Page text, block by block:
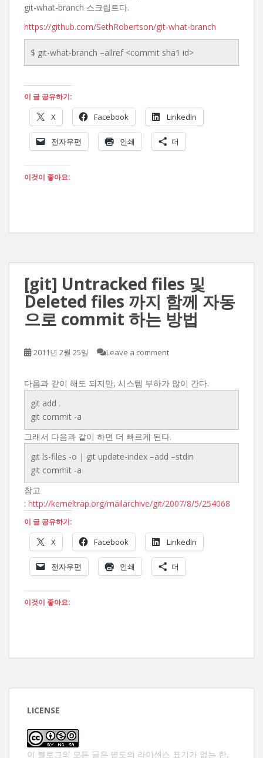
git-what-branch 스크립트다.
https://github.com/SethRobertson/git-what-branch
$ git-what-branch –allref <commit sha1 id>
이 글 공유하기:
X Facebook LinkedIn
전자우편 인쇄 더
이것이 좋아요:
[git] Untracked files 및
Deleted files 까지 함께 자동
으로 commit 하는 방법
2011년 2월 25일 Leave a comment
다음과 같이 해도 되지만, 시스템 부하가 많이 간다.
git add .
git commit -a
그래서 다음과 같이 하면 더 빠르게 된다.
git ls-files -o | git update-index –add –stdin
git commit -a
참고
: http://kerneltrap.org/mailarchive/git/2007/8/5/254068
이 글 공유하기:
X Facebook LinkedIn
전자우편 인쇄 더
이것이 좋아요:
LICENSE
이 블로그의 모든 글은 별도의 라이센스 표기가 없는 한,